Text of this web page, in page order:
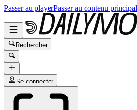
Passer au playerPasser au contenu principal
Rechercher
Se connecter